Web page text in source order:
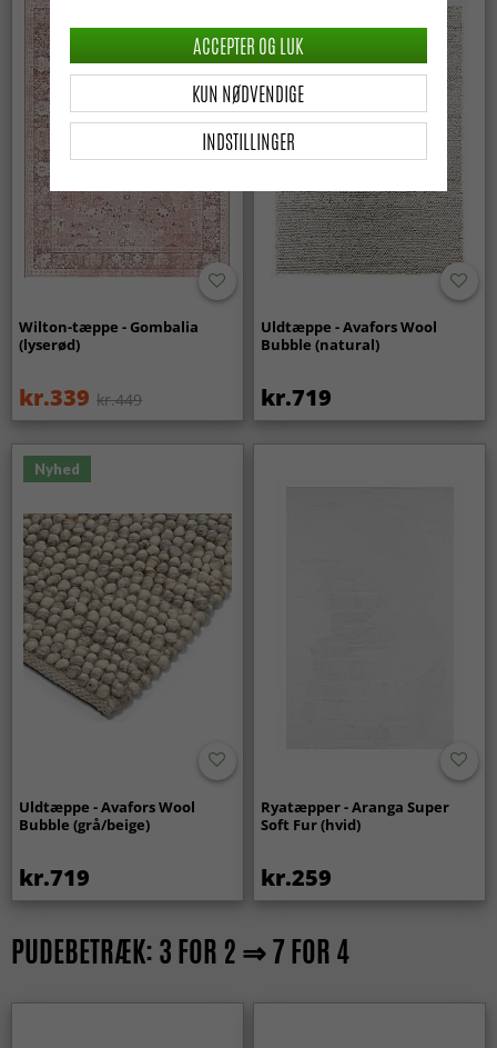
Wilton-tæppe - Gombalia
(lyserød)
kr.339 kr.449
Uldtæppe - Avafors Wool
Bubble (natural)
kr.719
Nyhed
Uldtæppe - Avafors Wool
Bubble (grå/beige)
kr.719
Ryatæpper - Aranga Super
Soft Fur (hvid)
kr.259
PUDEBETRÆK: 3 FOR 2 ⇒ 7 FOR 4
INDSTILLINGER
KUN NØDVENDIGE
ACCEPTER OG LUK